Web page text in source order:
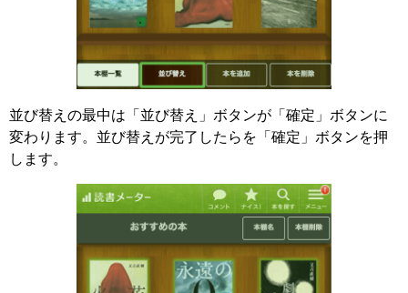
並び替えの最中は「並び替え」ボタンが「確定」ボタンに
変わります。並び替えが完了したらを「確定」ボタンを押
します。